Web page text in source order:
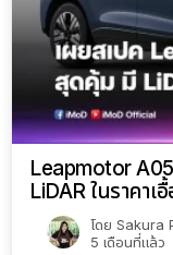
Leapmotor
LiDAR ในราคาเ
โดย Sakura
5 เดือนที่แล้ว